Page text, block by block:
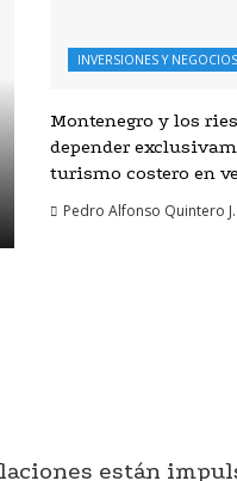
INVERSIONES Y NEGOCIOS
Montenegro y los
depender
turismo costero en
Pedro Alfonso Quintero J.
están